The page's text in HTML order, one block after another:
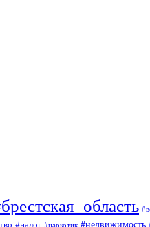
#налог #наркотик #недвижимость